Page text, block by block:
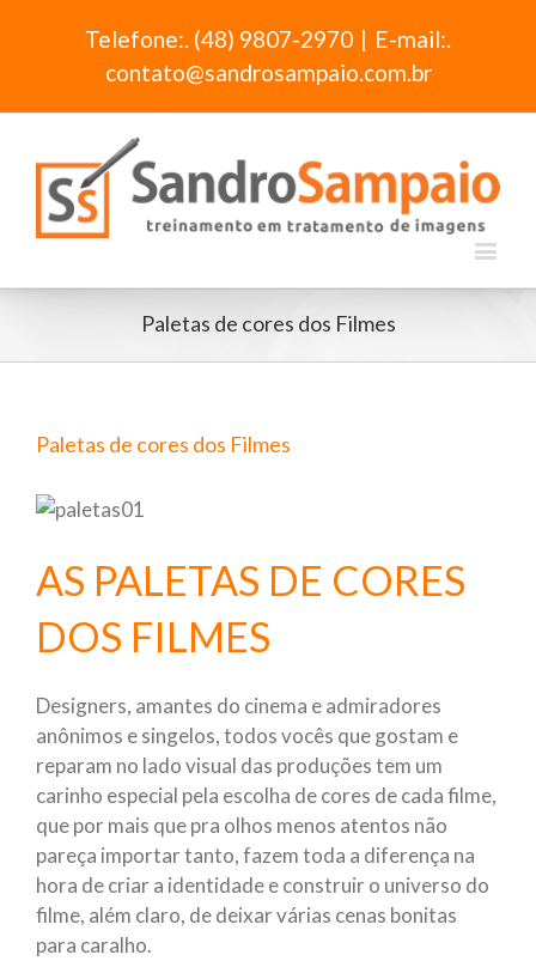
Telefone:. (48) 9807-2970 | E-mail:.
contato@sandrosampaio.com.br
Paletas de cores dos Filmes
Paletas de cores dos Filmes
AS PALETAS DE CORES
DOS FILMES
Designers, amantes do cinema e admiradores
anônimos e singelos, todos vocês que gostam e
reparam no lado visual das produções tem um
carinho especial pela escolha de cores de cada filme,
que por mais que pra olhos menos atentos não
pareça importar tanto, fazem toda a diferença na
hora de criar a identidade e construir o universo do
filme, além claro, de deixar várias cenas bonitas
para caralho.